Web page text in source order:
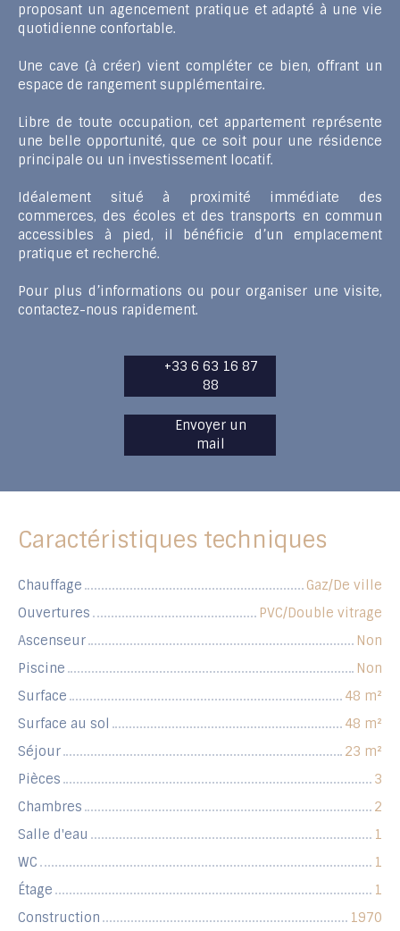
proposant un agencement pratique et adapté à une vie
quotidienne confortable.
Une cave (à créer) vient compléter ce bien, offrant un
espace de rangement supplémentaire.
Libre de toute occupation, cet appartement représente
une belle opportunité, que ce soit pour une résidence
principale ou un investissement locatif.
Idéalement situé à proximité immédiate des
commerces, des écoles et des transports en commun
accessibles à pied, il bénéficie d’un emplacement
pratique et recherché.
Pour plus d’informations ou pour organiser une visite,
contactez-nous rapidement.
+33 6 63 16 87
88
Envoyer un
mail
Caractéristiques techniques
Chauffage
Gaz/De ville
Ouvertures
PVC/Double vitrage
Ascenseur
Non
Piscine
Non
Surface
48 m²
Surface au sol
48 m²
Séjour
23 m²
Pièces
3
Chambres
2
Salle d'eau
1
WC
1
Étage
1
Construction
1970